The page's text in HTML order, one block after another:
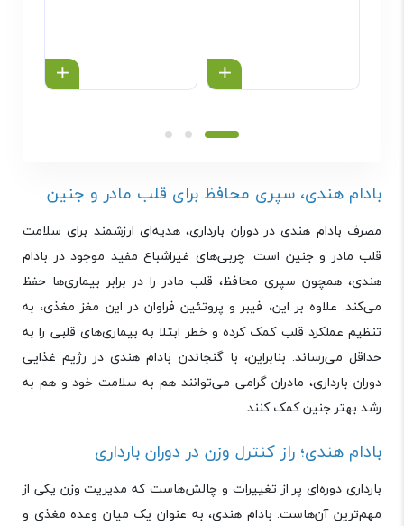
بادام هندی، سپری محافظ برای قلب مادر و جنین
مصرف بادام هندی در دوران بارداری، هدیه‌ای ارزشمند برای سلامت
قلب مادر و جنین است. چربی‌های غیراشباع مفید موجود در بادام
هندی، همچون سپری محافظ، قلب مادر را در برابر بیماری‌ها حفظ
می‌کند. علاوه بر این، فیبر و پروتئین فراوان در این مغز مغذی، به
تنظیم عملکرد قلب کمک کرده و خطر ابتلا به بیماری‌های قلبی را به
حداقل می‌رساند. بنابراین، با گنجاندن بادام هندی در رژیم غذایی
دوران بارداری، مادران گرامی می‌توانند هم به سلامت خود و هم به
رشد بهتر جنین کمک کنند.
بادام هندی؛ راز کنترل وزن در دوران بارداری
بارداری دوره‌ای پر از تغییرات و چالش‌هاست که مدیریت وزن یکی از
مهم‌ترین آن‌هاست. بادام هندی، به عنوان یک میان وعده مغذی و